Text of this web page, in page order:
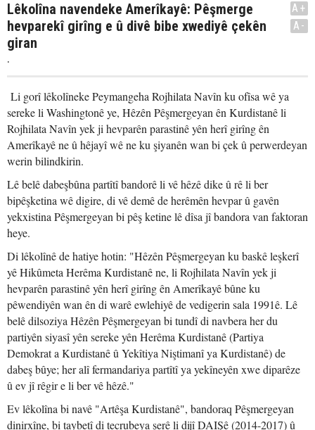
Lêkolîna navendeke Amerîkayê: Pêşmerge
hevparekî girîng e û divê bibe xwediyê çekên
giran
.
A+
A-
Li gorî lêkolîneke Peymangeha Rojhilata Navîn ku ofîsa wê ya
sereke li Washingtonê ye, Hêzên Pêşmergeyan ên Kurdistanê li
Rojhilata Navîn yek ji hevparên parastinê yên herî girîng ên
Amerîkayê ne û hêjayî wê ne ku şiyanên wan bi çek û perwerdeyan
werin bilindkirin.
Lê belê dabeşbûna partîtî bandorê li vê hêzê dike û rê li ber
bipêşketina wê digire, di vê demê de herêmên hevpar û gavên
yekxistina Pêşmergeyan bi pêş ketine lê dîsa jî bandora van faktoran
heye.
Di lêkolînê de hatiye hotin: "Hêzên Pêşmergeyan ku baskê leşkerî
yê Hikûmeta Herêma Kurdistanê ne, li Rojhilata Navîn yek ji
hevparên parastinê yên herî girîng ên Amerîkayê bûne ku
pêwendiyên wan ên di warê ewlehiyê de vedigerin sala 1991ê. Lê
belê dilsoziya Hêzên Pêşmergeyan bi tundî di navbera her du
partiyên siyasî yên sereke yên Herêma Kurdistanê (Partiya
Demokrat a Kurdistanê û Yekîtiya Niştimanî ya Kurdistanê) de
dabeş bûye; her alî fermandariya partîtî ya yekîneyên xwe diparêze
û ev jî rêgir e li ber vê hêzê."
Ev lêkolîna bi navê "Artêşa Kurdistanê", bandoraq Pêşmergeyan
dinirxîne, bi taybetî di tecrubeya şerê li dijî DAIŞê (2014-2017) û